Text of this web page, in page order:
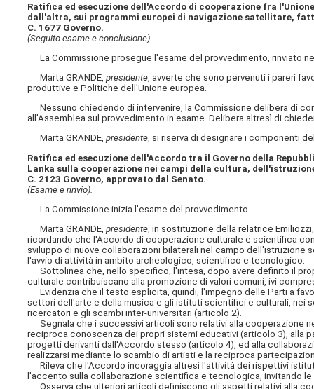
Ratifica ed esecuzione dell'Accordo di cooperazione fra
dall'altra, sui programmi europei di navigazione satellitare,
C. 1677 Governo.
(Seguito esame e conclusione).
La Commissione prosegue l'esame del provvedimento, rinviato
Marta GRANDE,presidente , avverte che sono pervenuti i pareri
produttive e Politiche dell'Unione europea.
Nessuno chiedendo di intervenire, la Commissione delibera di
all'Assemblea sul provvedimento in esame. Delibera altresì di
Marta GRANDE,presidente, si riserva di designare i componenti
Ratifica ed esecuzione dell'Accordo tra il Governo della
Lanka sulla cooperazione nei campi della cultura,
C. 2123 Governo, approvato dal Senato.
(Esame e rinvio).
La Commissione inizia l'esame del provvedimento.
Marta GRANDE,presidente , in sostituzione della relatrice
ricordando che l'Accordo di cooperazione culturale e scientifica
sviluppo di nuove collaborazioni bilaterali nel campo dell'istruzione
l'avvio di attività in ambito archeologico, scientifico e tecnologico.
Sottolinea che, nello specifico, l'intesa, dopo avere definito il
culturale contribuiscano alla promozione di valori comuni, ivi
Evidenzia che il testo esplicita, quindi, l'impegno delle Parti a
settori dell'arte e della musica e gli istituti scientifici e culturali,
ricercatori e gli scambi inter-universitari (articolo 2).
Segnala che i successivi articoli sono relativi alla cooperazione
reciproca conoscenza dei propri sistemi educativi (articolo 3), alla
progetti derivanti dall'Accordo stesso (articolo 4), ed alla
realizzarsi mediante lo scambio di artisti e la reciproca
Rileva che l'Accordo incoraggia altresì l'attività dei rispettivi
l'accento sulla collaborazione scientifica e tecnologica, invitando
Osserva che ulteriori articoli definiscono gli aspetti relativi alla